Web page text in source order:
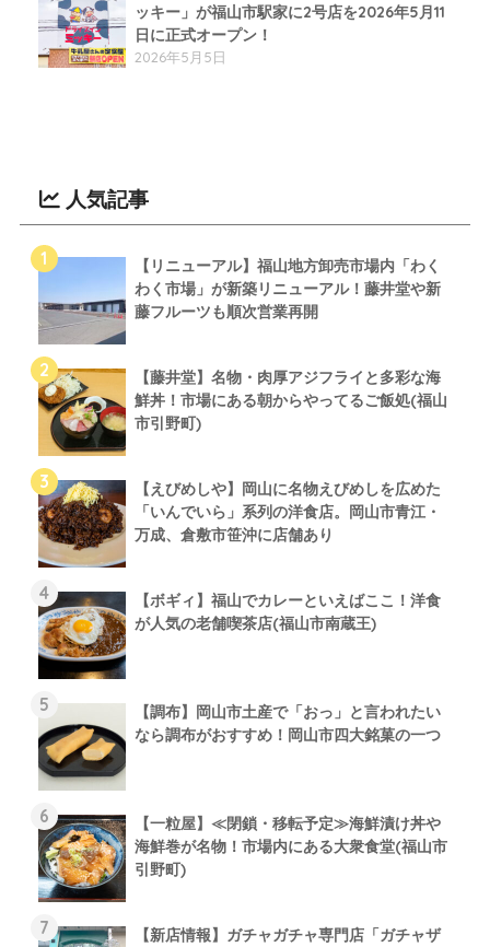
ッキー」が福山市駅家に2号店を2026年5月11
日に正式オープン！
2026年5月5日
人気記事
【リニューアル】福山地方卸売市場内「わく
わく市場」が新築リニューアル！藤井堂や新
藤フルーツも順次営業再開
【藤井堂】名物・肉厚アジフライと多彩な海
鮮丼！市場にある朝からやってるご飯処(福山
市引野町)
【えびめしや】岡山に名物えびめしを広めた
「いんでいら」系列の洋食店。岡山市青江・
万成、倉敷市笹沖に店舗あり
【ボギィ】福山でカレーといえばここ！洋食
が人気の老舗喫茶店(福山市南蔵王)
【調布】岡山市土産で「おっ」と言われたい
なら調布がおすすめ！岡山市四大銘菓の一つ
【一粒屋】≪閉鎖・移転予定≫海鮮漬け丼や
海鮮巻が名物！市場内にある大衆食堂(福山市
引野町)
【新店情報】ガチャガチャ専門店「ガチャザ